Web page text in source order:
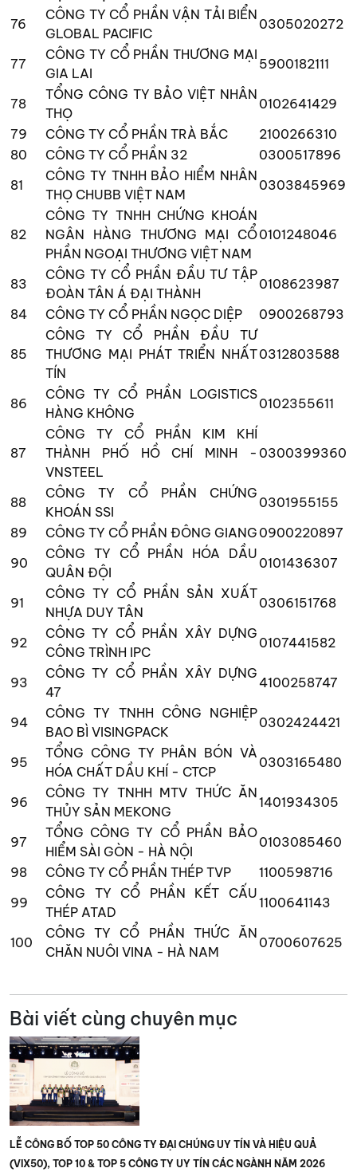
76
CÔNG TY CỔ PHẦN VẬN TẢI BIỂN
GLOBAL PACIFIC
0305020272
77
CÔNG TY CỔ PHẦN THƯƠNG MẠI
GIA LAI
5900182111
78
TỔNG CÔNG TY BẢO VIỆT NHÂN
THỌ
0102641429
79
CÔNG TY CỔ PHẦN TRÀ BẮC
2100266310
80
CÔNG TY CỔ PHẦN 32
0300517896
81
CÔNG TY TNHH BẢO HIỂM NHÂN
THỌ CHUBB VIỆT NAM
0303845969
82
CÔNG TY TNHH CHỨNG KHOÁN
NGÂN HÀNG THƯƠNG MẠI CỔ
PHẦN NGOẠI THƯƠNG VIỆT NAM
0101248046
83
CÔNG TY CỔ PHẦN ĐẦU TƯ TẬP
ĐOÀN TÂN Á ĐẠI THÀNH
0108623987
84
CÔNG TY CỔ PHẦN NGỌC DIỆP 0900268793
85
CÔNG TY CỔ PHẦN ĐẦU TƯ
THƯƠNG MẠI PHÁT TRIỂN NHẤT
TÍN
0312803588
86
CÔNG TY CỔ PHẦN LOGISTICS
HÀNG KHÔNG
0102355611
87
CÔNG TY CỔ PHẦN KIM KHÍ
THÀNH PHỐ HỒ CHÍ MINH -
VNSTEEL
0300399360
88
CÔNG TY CỔ PHẦN CHỨNG
KHOÁN SSI
0301955155
89
CÔNG TY CỔ PHẦN ĐÔNG GIANG 0900220897
90
CÔNG TY CỔ PHẦN HÓA DẦU
QUÂN ĐỘI
0101436307
91
CÔNG TY CỔ PHẦN SẢN XUẤT
NHỰA DUY TÂN
0306151768
92
CÔNG TY CỔ PHẦN XÂY DỰNG
CÔNG TRÌNH IPC
0107441582
93
CÔNG TY CỔ PHẦN XÂY DỰNG
47
4100258747
94
CÔNG TY TNHH CÔNG NGHIỆP
BAO BÌ VISINGPACK
0302424421
95
TỔNG CÔNG TY PHÂN BÓN VÀ
HÓA CHẤT DẦU KHÍ - CTCP
0303165480
96
CÔNG TY TNHH MTV THỨC ĂN
THỦY SẢN MEKONG
1401934305
97
TỔNG CÔNG TY CỔ PHẦN BẢO
HIỂM SÀI GÒN - HÀ NỘI
0103085460
98
CÔNG TY CỔ PHẦN THÉP TVP
1100598716
99
CÔNG TY CỔ PHẦN KẾT CẤU
THÉP ATAD
1100641143
100
CÔNG TY CỔ PHẦN THỨC ĂN
CHĂN NUÔI VINA - HÀ NAM
0700607625
Bài viết cùng chuyên mục
LỄ CÔNG BỐ TOP 50 CÔNG TY ĐẠI CHÚNG UY TÍN VÀ HIỆU QUẢ
(VIX50), TOP 10 & TOP 5 CÔNG TY UY TÍN CÁC NGÀNH NĂM 2026